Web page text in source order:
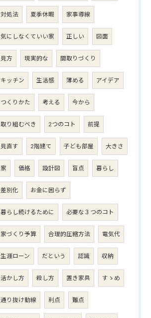
対処法 夏季休暇 家事導線
気にしなくていい家 正しい 図面
見方 現実的な 間取りづくり
キッチン 生活感 薄める アイデア
つくりかた 考える 今から
取り組むべき 2つのコト 前提
見直す 2階建て 子ども部屋 大きさ
家 価格 設計図 盲点 暮らし
差別化 お金に困らず
暮らし続けるために 必要な３つのコト
家づくり予算 合理的圧縮方法 電気代
生涯ローン だという 認識 収納
活かし方 殺し方 置き家具 すゝめ
通り抜け動線 利点 難点